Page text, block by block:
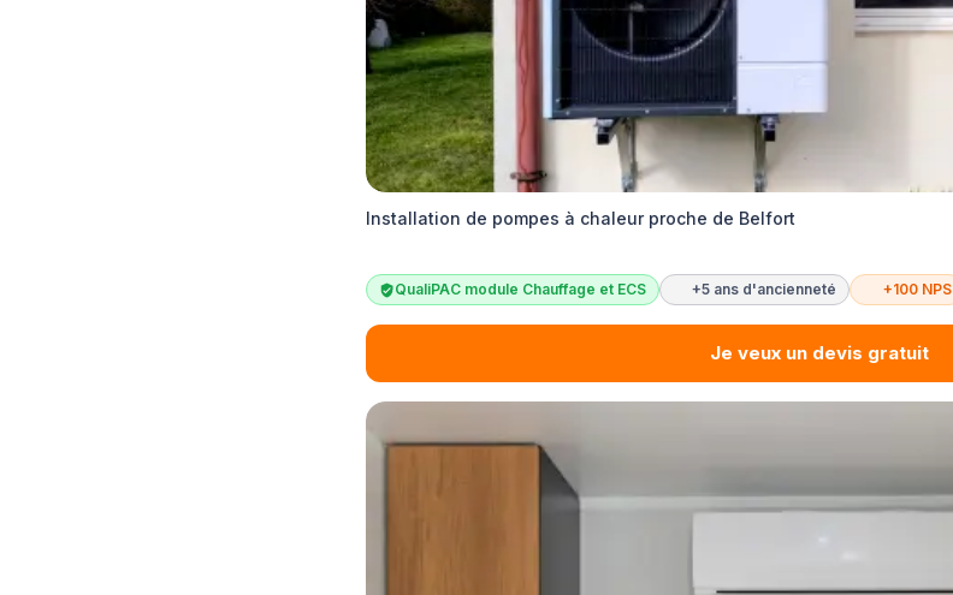
Installation de pompes à chaleur proche de Belfort
QualiPAC module Chauffage et ECS +5 ans d'ancienneté +100 NPS
Je veux un devis gratuit